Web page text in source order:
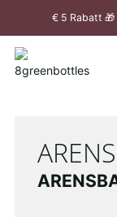
€ 5 Rabatt 🎁
Meldung